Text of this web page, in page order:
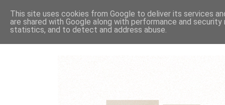
This site uses cookies from Google to deliver its services
are shared with Google along with performance and
statistics, and to detect and address abuse.